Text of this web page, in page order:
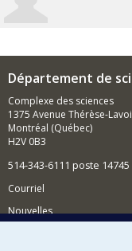
Département de
Complexe des sciences
1375 Avenue Thérèse-
Montréal (Québec)
H2V 0B3
514-343-6111 poste 14745
Courriel
Nouvelles